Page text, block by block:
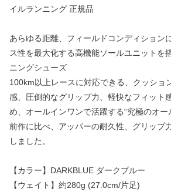
イルランニング 正規品
あらゆる距離、フィールドコンディション
ス性を最大化する高機能ソールユニットを
ニングシューズ
100km以上レースに対応できる、クッショ
感、圧倒的なグリップ力、軽快なフィット
め、オールインワンで活躍する“究極のオー
前作に比べ、アッパーの耐久性、グリップ
しました。
【カラー】DARKBLUE ダークブルー
【ウェイト】約280g (27.0cm/片足)